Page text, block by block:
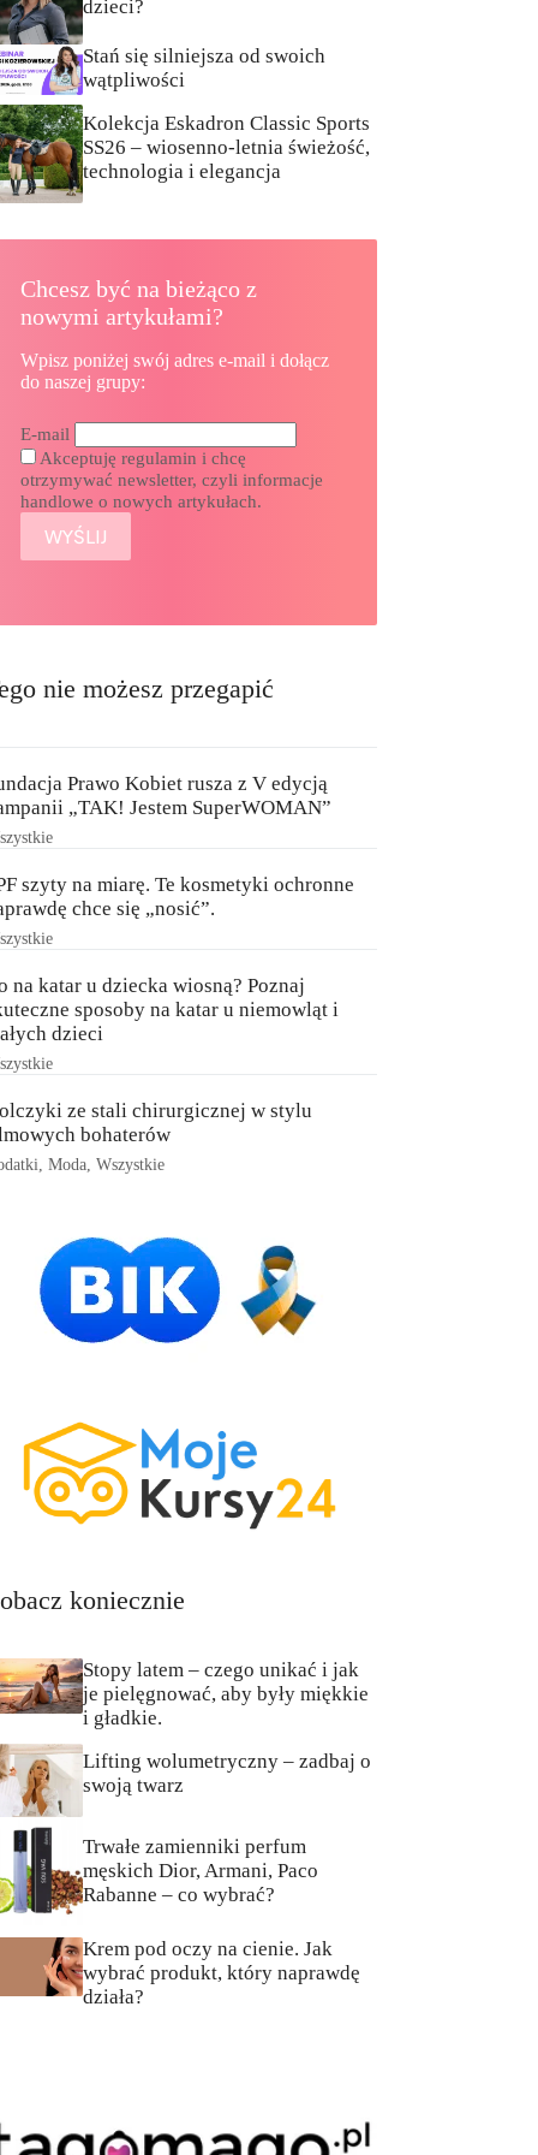
dzieci?
Stań się silniejsza od swoich
wątpliwości
Kolekcja Eskadron Classic Sports
SS26 – wiosenno-letnia świeżość,
technologia i elegancja
Chcesz być na bieżąco z
nowymi artykułami?
Wpisz poniżej swój adres e-mail i dołącz
do naszej grupy:
E-mail
Akceptuję regulamin i chcę
otrzymywać newsletter, czyli informacje
handlowe o nowych artykułach.
nie możesz przegapić
Prawo Kobiet rusza z V edycją
„TAK! Jestem SuperWOMAN”
szyty na miarę. Te kosmetyki ochronne
chce się „nosić”.
na katar u dziecka wiosną? Poznaj
sposoby na katar u niemowląt i
dzieci
ze stali chirurgicznej w stylu
bohaterów
,Moda,Wszystkie
koniecznie
Stopy latem – czego unikać i jak
je pielęgnować, aby były miękkie
i gładkie.
Lifting wolumetryczny – zadbaj o
swoją twarz
Trwałe zamienniki perfum
męskich Dior, Armani, Paco
Rabanne – co wybrać?
Krem pod oczy na cienie. Jak
wybrać produkt, który naprawdę
działa?